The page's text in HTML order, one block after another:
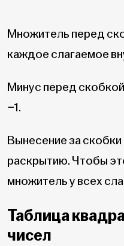
Множитель перед
каждое слагаемое
Минус перед
−1.
Вынесение за
раскрытию. Чтобы
множитель у всех
Таблица
чисел